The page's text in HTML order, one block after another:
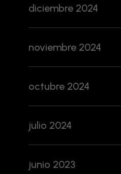
diciembre 2024
noviembre 2024
octubre 2024
julio 2024
junio 2023